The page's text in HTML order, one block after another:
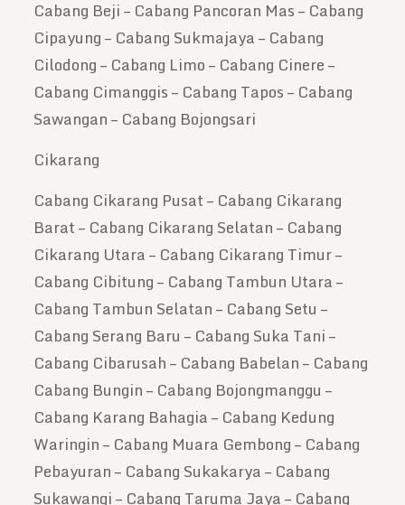
Cabang Beji – Cabang Pancoran Mas – Cabang
Cipayung – Cabang Sukmajaya – Cabang
Cilodong – Cabang Limo – Cabang Cinere –
Cabang Cimanggis – Cabang Tapos – Cabang
Sawangan – Cabang Bojongsari
Cikarang
Cabang Cikarang Pusat – Cabang Cikarang
Barat – Cabang Cikarang Selatan – Cabang
Cikarang Utara – Cabang Cikarang Timur –
Cabang Cibitung – Cabang Tambun Utara –
Cabang Tambun Selatan – Cabang Setu –
Cabang Serang Baru – Cabang Suka Tani –
Cabang Cibarusah – Cabang Babelan – Cabang
Cabang Bungin – Cabang Bojongmanggu –
Cabang Karang Bahagia – Cabang Kedung
Waringin – Cabang Muara Gembong – Cabang
Pebayuran – Cabang Sukakarya – Cabang
Sukawangi – Cabang Taruma Jaya – Cabang